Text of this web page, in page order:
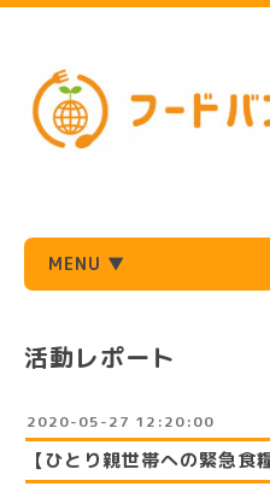
MENU ▼
活動レポート
2020-05-27 12:20:00
【ひとり親世帯への緊急食